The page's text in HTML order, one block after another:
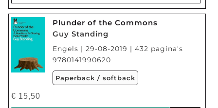
Plunder of the Commons
Guy Standing
Engels | 29-08-2019 | 432 pagina's
9780141990620
Paperback / softback
€ 15,50